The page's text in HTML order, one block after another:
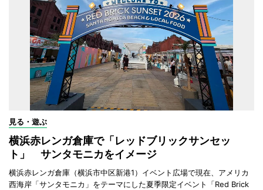
見る・遊ぶ
横浜赤レンガ倉庫で「レッドブリックサンセッ
ト」 サンタモニカをイメージ
横浜赤レンガ倉庫（横浜市中区新港1）イベント広場で現在、アメリカ
西海岸「サンタモニカ」をテーマにした夏季限定イベント「Red Brick